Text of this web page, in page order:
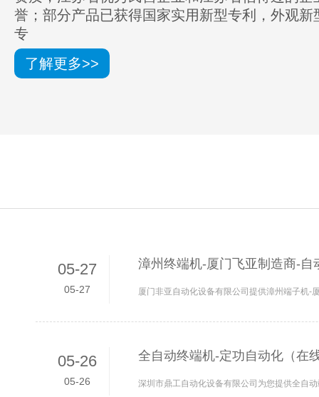
誉；部分产品已获得国家实用新型专利，外观新
专
了解更多>>
05-27
05-27
漳州终端机-厦门飞亚制造商-自
05-26
05-26
全自动终端机-定功自动化（在